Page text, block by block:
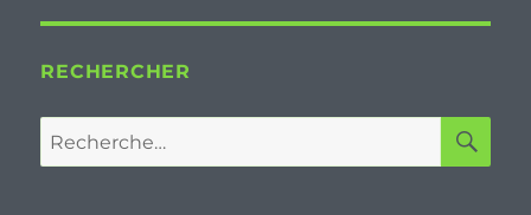
RECHERCHER
Recherche
pour :